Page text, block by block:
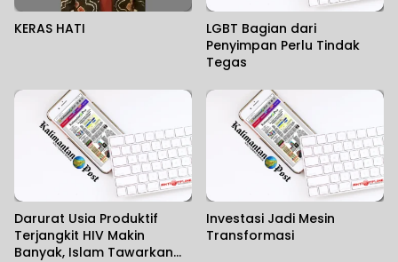
KERAS HATI
LGBT Bagian dari
Penyimpan Perlu Tindak
Tegas
Darurat Usia Produktif
Terjangkit HIV Makin
Banyak, Islam Tawarkan
Investasi Jadi Mesin
Transformasi